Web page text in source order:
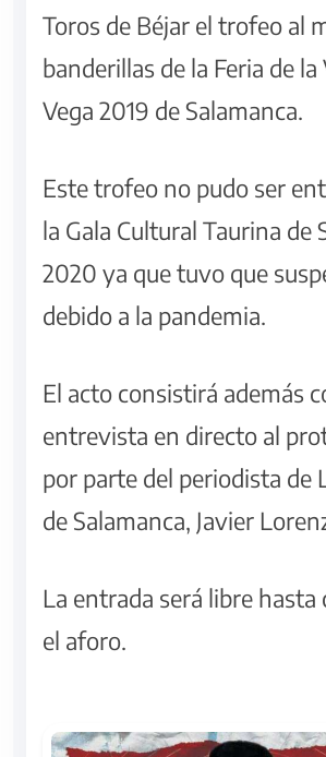
Toros de Béjar el trofeo al
banderillas de la Feria de
Vega 2019 de Salamanca.
Este trofeo no pudo ser
la Gala Cultural Taurina de
2020 ya que tuvo que
debido a la pandemia.
El acto consistirá además
entrevista en directo al
por parte del periodista de
de Salamanca, Javier
La entrada será libre
el aforo.